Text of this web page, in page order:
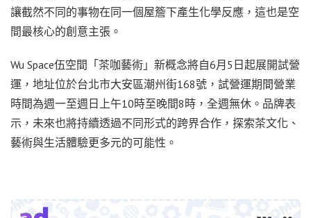
讓截然不同的事物在同一個屋簷下產生化學反應，這也是空
間最核心的創意主張。
Wu Space伍空間「茶咖藝術」新概念將自6月5日起展開試營
運，地址位於台北市大安區潮州街168號，試營運期間營業
時間為週一至週日上午10時至晚間8時，全週無休。品牌表
示，未來也將持續透過不同形式的跨界合作，探索茶文化、
藝術與生活體驗更多元的可能性。